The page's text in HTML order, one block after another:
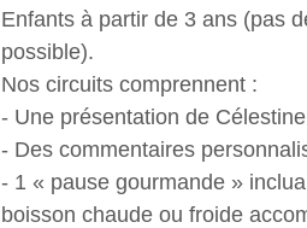
Enfants à partir de 3 ans (pas
possible).
Nos circuits comprennent :
- Une présentation de Célestine
- Des commentaires
- 1 « pause gourmande »
boisson chaude ou froide